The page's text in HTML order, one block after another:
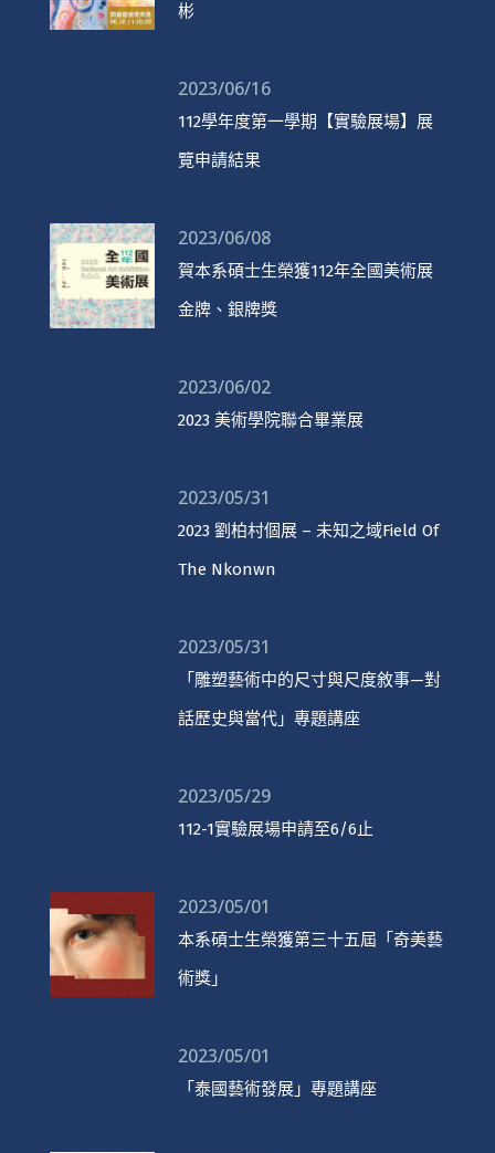
彬
2023/06/16
112學年度第一學期【實驗展場】展
覽申請結果
2023/06/08
賀本系碩士生榮獲112年全國美術展
金牌、銀牌獎
2023/06/02
2023 美術學院聯合畢業展
2023/05/31
2023 劉柏村個展 – 未知之域Field Of
The Nkonwn
2023/05/31
「雕塑藝術中的尺寸與尺度敘事—對
話歷史與當代」專題講座
2023/05/29
112-1實驗展場申請至6/6止
2023/05/01
本系碩士生榮獲第三十五屆「奇美藝
術獎」
2023/05/01
「泰國藝術發展」專題講座